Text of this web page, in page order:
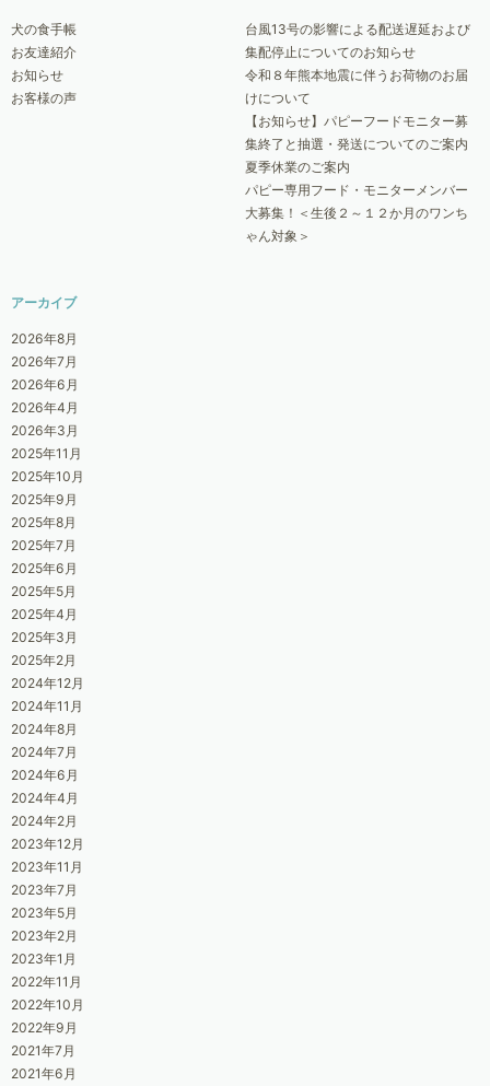
犬の食手帳
お友達紹介
お知らせ
お客様の声
台風13号の影響による配送遅延および
集配停止についてのお知らせ
令和８年熊本地震に伴うお荷物のお届
けについて
【お知らせ】パピーフードモニター募
集終了と抽選・発送についてのご案内
夏季休業のご案内
パピー専用フード・モニターメンバー
大募集！＜生後２～１２か月のワンち
ゃん対象＞
アーカイブ
2026年8月
2026年7月
2026年6月
2026年4月
2026年3月
2025年11月
2025年10月
2025年9月
2025年8月
2025年7月
2025年6月
2025年5月
2025年4月
2025年3月
2025年2月
2024年12月
2024年11月
2024年8月
2024年7月
2024年6月
2024年4月
2024年2月
2023年12月
2023年11月
2023年7月
2023年5月
2023年2月
2023年1月
2022年11月
2022年10月
2022年9月
2021年7月
2021年6月